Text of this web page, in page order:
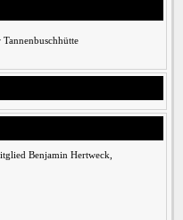
Benjamin Hertweck,